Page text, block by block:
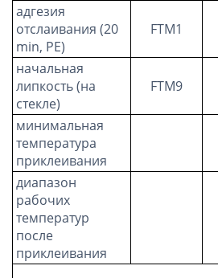
адгезия
отслаивания (20
min, PE)
FTM1
начальная
липкость (на
стекле)
FTM9
минимальная
температура
приклеивания
диапазон
рабочих
температур
после
приклеивания